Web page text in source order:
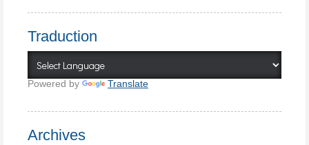
Traduction
Powered by Translate
Archives